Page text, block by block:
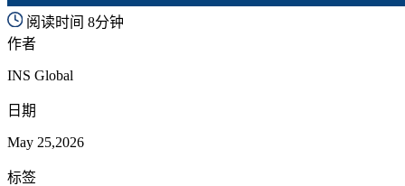
阅读时间 8分钟
作者
INS Global
日期
May 25,2026
标签